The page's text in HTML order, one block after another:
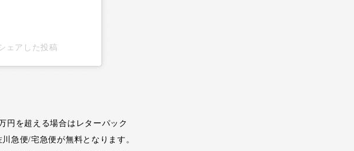
ェアした投稿
円を超える場合はレターパック
急便/宅急便が無料となります。